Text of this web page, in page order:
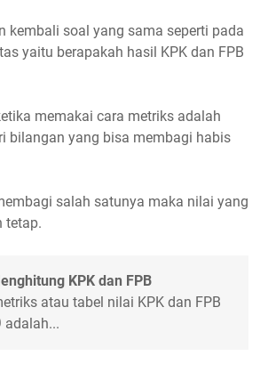
kembali soal yang sama seperti pada
yaitu berapakah hasil KPK dan FPB
memakai cara metriks adalah
bilangan yang bisa membagi habis
salah satunya maka nilai yang
tetap.
KPK dan FPB
atau tabel nilai KPK dan FPB
adalah...